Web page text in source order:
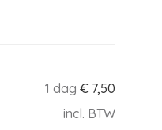
1 dag € 7,50
incl. BTW